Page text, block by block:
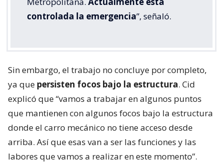
controlada la emergencia”, señaló.
Sin embargo, el trabajo no concluye por completo,
ya que persisten focos bajo la estructura. Cid
explicó que “vamos a trabajar en algunos puntos
que mantienen con algunos focos bajo la estructura
donde el carro mecánico no tiene acceso desde
arriba. Así que esas van a ser las funciones y las
labores que vamos a realizar en este momento”.